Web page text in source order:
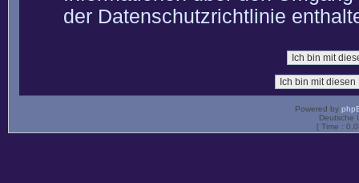
der Datenschutzrichtlinie
Powered by
Deutsche
[ Time :